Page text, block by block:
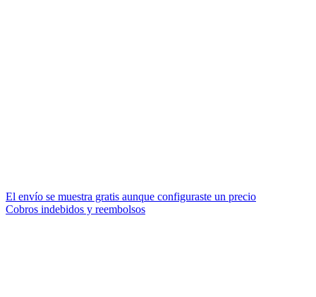
El envío se muestra gratis aunque configuraste un precio
Cobros indebidos y reembolsos